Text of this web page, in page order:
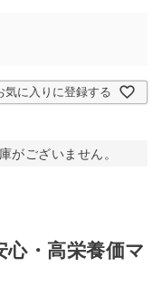
気に入りに登録する
がございません。
・高栄養価マ